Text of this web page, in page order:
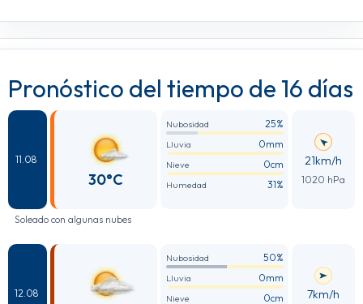
Pronóstico del tiempo de 16 días
11.08
30°C
Nubosidad 25%
Lluvia 0mm
Nieve 0cm
Humedad 31%
21km/h
1020 hPa
Soleado con algunas nubes
12.08
Nubosidad 50%
Lluvia 0mm
Nieve 0cm 7km/h